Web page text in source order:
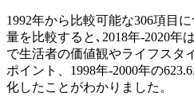
1992年から比較可能な306項目
量を比較すると､2018年-2020年
で生活者の価値観やライフスタ
ポイント、1998年-2000年の
化したことがわかりました。